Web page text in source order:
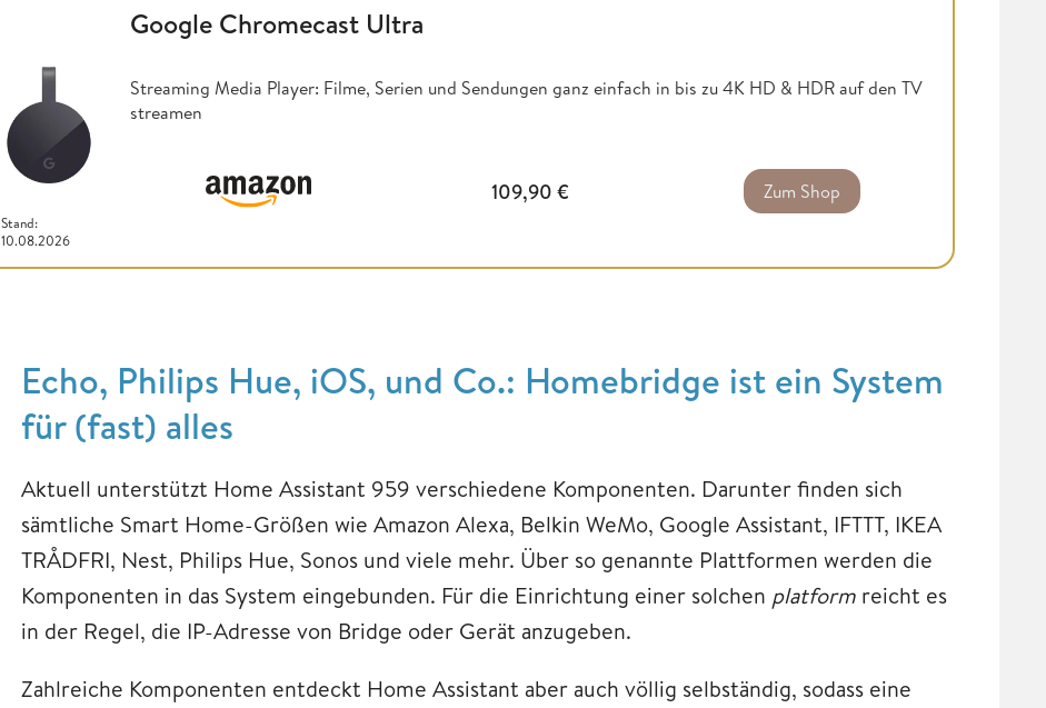
Stand:
10.08.2026
Google Chromecast Ultra
Streaming Media Player: Filme, Serien und Sendungen ganz einfach in bis zu 4K HD & HDR auf den TV
streamen
109,90 € Zum Shop
Echo, Philips Hue, iOS, und Co.: Homebridge ist ein System
für (fast) alles
Aktuell unterstützt Home Assistant 959 verschiedene Komponenten. Darunter finden sich
sämtliche Smart Home-Größen wie Amazon Alexa, Belkin WeMo, Google Assistant, IFTTT, IKEA
TRÅDFRI, Nest, Philips Hue, Sonos und viele mehr. Über so genannte Plattformen werden die
Komponenten in das System eingebunden. Für die Einrichtung einer solchen platform reicht es
in der Regel, die IP-Adresse von Bridge oder Gerät anzugeben.
Zahlreiche Komponenten entdeckt Home Assistant aber auch völlig selbständig, sodass eine